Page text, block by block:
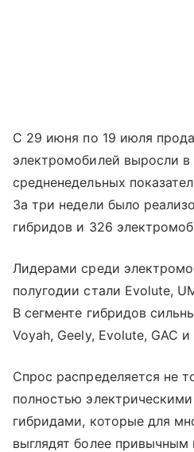
С 29 июня по 19 июля
электромобилей выросли в
средненедельных
За три недели было
гибридов и 326
Лидерами среди
полугодии стали Evolute,
В сегменте гибридов
Voyah, Geely, Evolute, GAC
Спрос распределяется не
полностью
гибридами, которые для
выглядят более